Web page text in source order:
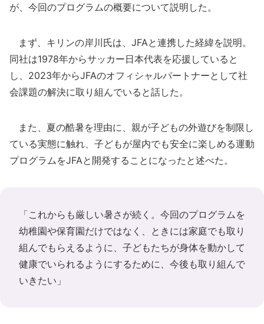
が、今回のプログラムの概要について説明した。
まず、キリンの岸川氏は、JFAと連携した経緯を説明。
同社は1978年からサッカー日本代表を応援していると
し、2023年からJFAのオフィシャルパートナーとして社
会課題の解決に取り組んでいると話した。
また、夏の酷暑を理由に、親が子どもの外遊びを制限し
ている実態に触れ、子どもが屋内でも安全に楽しめる運動
プログラムをJFAと開発することになったと述べた。
「これからも厳しい暑さが続く。今回のプログラムを
幼稚園や保育園だけではなく、ときには家庭でも取り
組んでもらえるように、子どもたちが身体を動かして
健康でいられるようにするために、今後も取り組んで
いきたい」